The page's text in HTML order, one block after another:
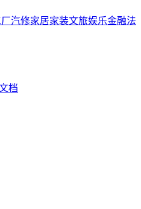
汽修家居家装文旅娱乐金融法
档